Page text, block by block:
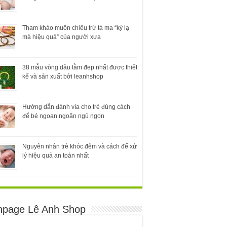
Tham khảo muôn chiêu trừ tà ma “kỳ lạ
mà hiệu quả” của người xưa
38 mẫu vòng dâu tằm đẹp nhất được thiết
kế và sản xuất bởi leanhshop
Hướng dẫn đánh vía cho trẻ đúng cách
để bé ngoan ngoãn ngủ ngon
Nguyên nhân trẻ khóc đêm và cách để xử
lý hiệu quả an toàn nhất
Lê Anh Shop